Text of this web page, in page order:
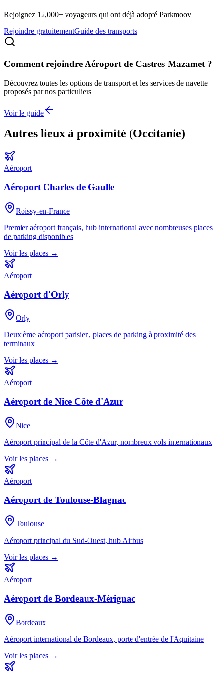
Rejoignez 12,000+ voyageurs qui ont déjà adopté Parkmoov
Rejoindre gratuitementGuide des transports
Comment rejoindre Aéroport de Castres-Mazamet ?
Découvrez toutes les options de transport et les services de navette
proposés par nos particuliers
Voir le guide
Autres lieux à proximité (Occitanie)
Aéroport
Aéroport Charles de Gaulle
Roissy-en-France
Premier aéroport français, hub international avec nombreuses places
de parking disponibles
Voir les places →
Aéroport
Aéroport d'Orly
Orly
Deuxième aéroport parisien, places de parking à proximité des
terminaux
Voir les places →
Aéroport
Aéroport de Nice Côte d'Azur
Nice
Aéroport principal de la Côte d'Azur, nombreux vols internationaux
Voir les places →
Aéroport
Aéroport de Toulouse-Blagnac
Toulouse
Aéroport principal du Sud-Ouest, hub Airbus
Voir les places →
Aéroport
Aéroport de Bordeaux-Mérignac
Bordeaux
Aéroport international de Bordeaux, porte d'entrée de l'Aquitaine
Voir les places →